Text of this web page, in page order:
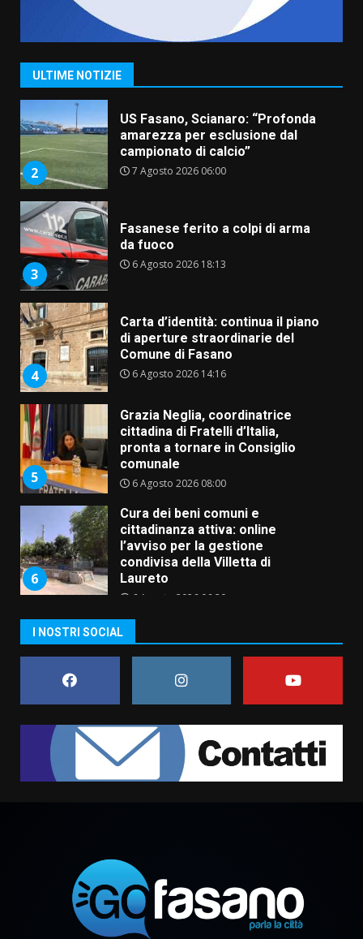
ULTIME NOTIZIE
1
“I Contestatori: Musica di
Rivoluzione”: nuovo
appuntamento con “Fasano in
2
US Fasano, Scianaro: “Profonda
amarezza per esclusione dal
campionato di calcio”
7 Agosto 2026 06:00
3
Fasanese ferito a colpi di arma
da fuoco
6 Agosto 2026 18:13
4
Carta d’identità: continua il piano
di aperture straordinarie del
Comune di Fasano
6 Agosto 2026 14:16
5
Grazia Neglia, coordinatrice
cittadina di Fratelli d’Italia,
pronta a tornare in Consiglio
comunale
6 Agosto 2026 08:00
6
Cura dei beni comuni e
cittadinanza attiva: online
l’avviso per la gestione
condivisa della Villetta di
Laureto
6 Agosto 2026 06:20
assoluta de “L’Albergo
Belvedere. Il rapimento”
6 Agosto 2026 06:15
1
Rivoluzione”: nuovo
appuntamento con “Fasano in
Banda”
campionato di calcio”
7 Agosto 2026 06:00
I NOSTRI SOCIAL